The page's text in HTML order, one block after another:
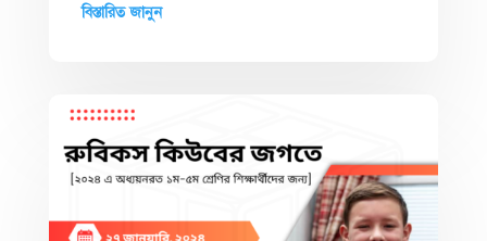
বিস্তারিত জানুন